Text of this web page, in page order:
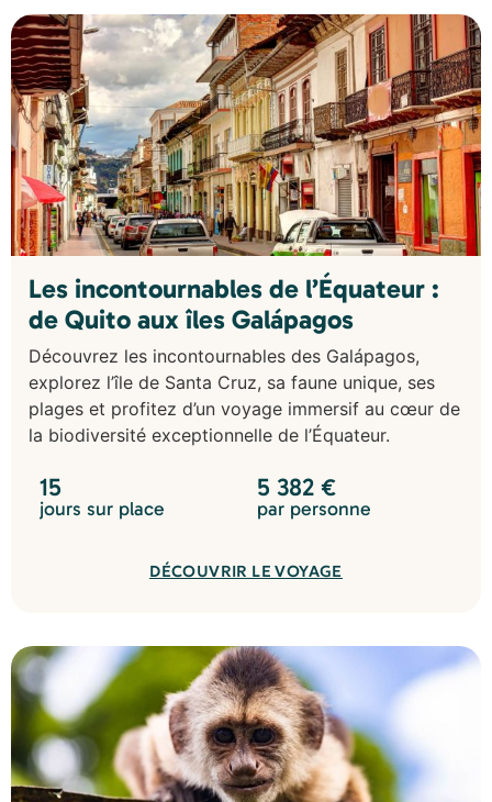
Les incontournables de l’Équateur :
de Quito aux îles Galápagos
Découvrez les incontournables des Galápagos,
explorez l’île de Santa Cruz, sa faune unique, ses
plages et profitez d’un voyage immersif au cœur de
la biodiversité exceptionnelle de l’Équateur.
15
jours sur place
5 382 €
par personne
DÉCOUVRIR LE VOYAGE